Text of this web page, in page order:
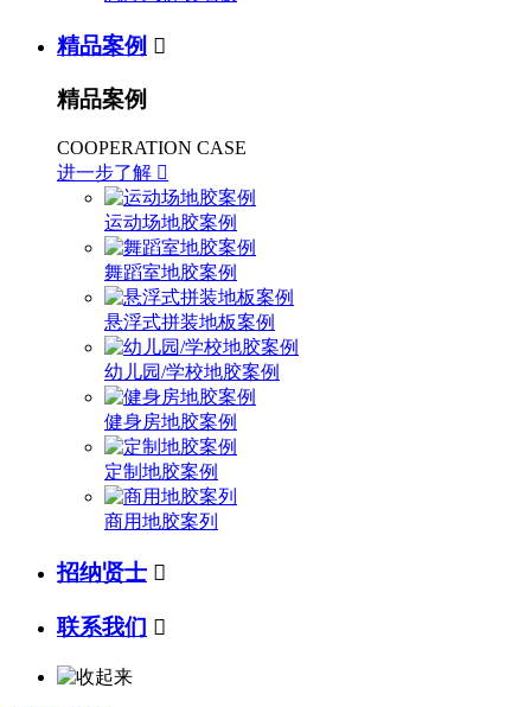
精品案例 
精品案例
COOPERATION CASE
进一步了解 
运动场地胶案例
舞蹈室地胶案例
悬浮式拼装地板案例
幼儿园/学校地胶案例
健身房地胶案例
定制地胶案例
商用地胶案列
招纳贤士 
联系我们 